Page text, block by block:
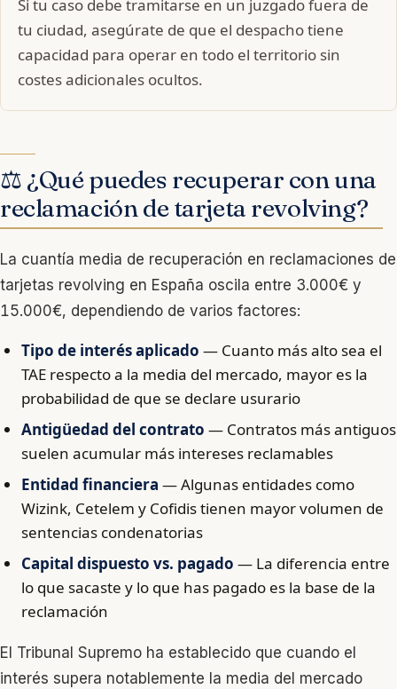
Si tu caso debe tramitarse en un juzgado fuera de
tu ciudad, asegúrate de que el despacho tiene
capacidad para operar en todo el territorio sin
costes adicionales ocultos.
⚖️ ¿Qué puedes recuperar con una
reclamación de tarjeta revolving?
La cuantía media de recuperación en reclamaciones de
tarjetas revolving en España oscila entre 3.000€ y
15.000€, dependiendo de varios factores:
Tipo de interés aplicado — Cuanto más alto sea el
TAE respecto a la media del mercado, mayor es la
probabilidad de que se declare usurario
Antigüedad del contrato — Contratos más antiguos
suelen acumular más intereses reclamables
Entidad financiera — Algunas entidades como
Wizink, Cetelem y Cofidis tienen mayor volumen de
sentencias condenatorias
Capital dispuesto vs. pagado — La diferencia entre
lo que sacaste y lo que has pagado es la base de la
reclamación
El Tribunal Supremo ha establecido que cuando el
interés supera notablemente la media del mercado